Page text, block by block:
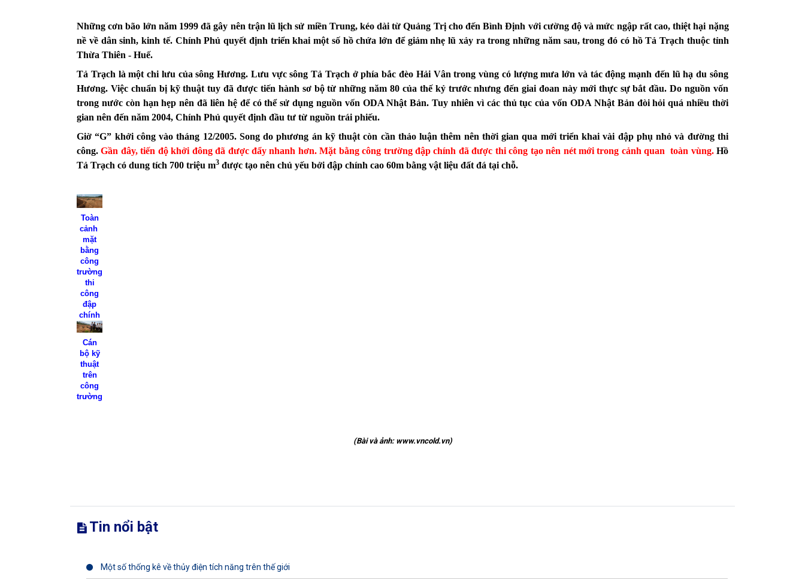
Những cơn bão lớn năm 1999 đã gây nên trận lũ lịch sử miền Trung, kéo dài từ Quảng Trị cho đến Bình Định với cường độ và mức ngập rất cao, thiệt hại nặng
nề về dân sinh, kinh tế. Chính Phủ quyết định triển khai một số hồ chứa lớn để giảm nhẹ lũ xảy ra trong những năm sau, trong đó có hồ Tả Trạch thuộc tỉnh
Thừa Thiên - Huế.
Tả Trạch là một chi lưu của sông Hương. Lưu vực sông Tả Trạch ở phía bắc đèo Hải Vân trong vùng có lượng mưa lớn và tác động mạnh đến lũ hạ du sông
Hương. Việc chuẩn bị kỹ thuật tuy đã được tiến hành sơ bộ từ những năm 80 của thế kỷ trước nhưng đến giai đoan này mới thực sự bắt đầu. Do nguồn vốn
trong nước còn hạn hẹp nên đã liên hệ để có thể sử dụng nguồn vốn ODA Nhật Bản. Tuy nhiên vì các thủ tục của vốn ODA Nhật Bản đòi hỏi quá nhiều thời
gian nên đến năm 2004, Chính Phủ quyết định đầu tư từ nguồn trái phiếu.
Giờ “G” khởi công vào tháng 12/2005. Song do phương án kỹ thuật còn cần thảo luận thêm nên thời gian qua mới triển khai vài đập phụ nhỏ và đường thi
công.Gần đây, tiến độ khởi đông đã được đẩy nhanh hơn. Mặt bằng công trường đập chính đã được thi công tạo nên nét mới trong cảnh quan toàn vùng.Hồ
Tả Trạch có dung tích 700 triệu m3 được tạo nên chủ yếu bởi đập chính cao 60m bằng vật liệu đất đá tại chỗ.
Toàn
cảnh
mặt
bằng
công
trường
thi
công
đập
chính
Cán
bộ kỹ
thuật
trên
công
trường
(Bài và ảnh: www.vncold.vn)
Tin nổi bật
Một số thống kê về thủy điện tích năng trên thế giới